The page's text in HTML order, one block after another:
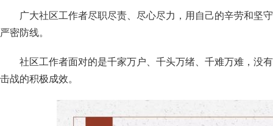
广大社区工作者尽职尽责、尽心尽力，用自己的辛劳和坚
严密防线。
社区工作者面对的是千家万户、千头万绪、千难万难，没
击战的积极成效。